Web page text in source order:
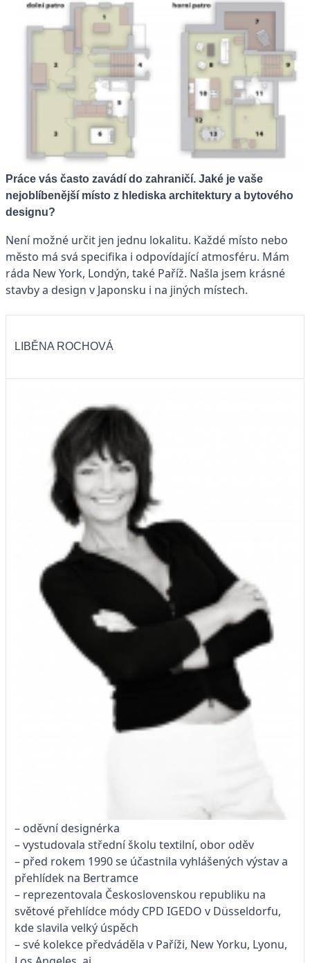
Práce vás často zavádí do zahraničí. Jaké je vaše
nejoblíbenější místo z hlediska architektury a bytového
designu?
Není možné určit jen jednu lokalitu. Každé místo nebo
město má svá specifika i odpovídající atmosféru. Mám
ráda New York, Londýn, také Paříž. Našla jsem krásné
stavby a design v Japonsku i na jiných místech.
LIBĚNA ROCHOVÁ
– oděvní designérka
– vystudovala střední školu textilní, obor oděv
– před rokem 1990 se účastnila vyhlášených výstav a
přehlídek na Bertramce
– reprezentovala Československou republiku na
světové přehlídce módy CPD IGEDO v Düsseldorfu,
kde slavila velký úspěch
– své kolekce předváděla v Paříži, New Yorku, Lyonu,